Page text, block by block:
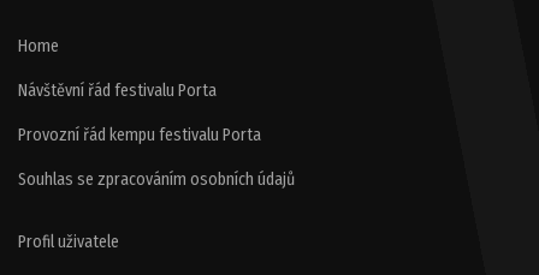
Home
Návštěvní řád festivalu Porta
Provozní řád kempu festivalu Porta
Souhlas se zpracováním osobních údajů
Profil uživatele